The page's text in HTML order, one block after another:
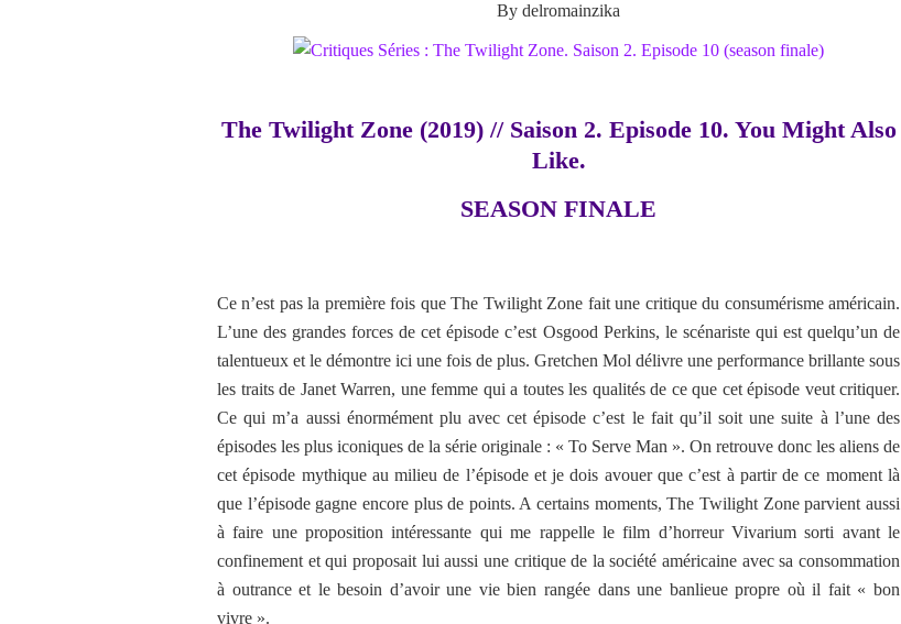
By delromainzika
The Twilight Zone (2019) // Saison 2. Episode 10. You Might Also
Like.
SEASON FINALE
Ce n’est pas la première fois que The Twilight Zone fait une critique du consumérisme américain.
L’une des grandes forces de cet épisode c’est Osgood Perkins, le scénariste qui est quelqu’un de
talentueux et le démontre ici une fois de plus. Gretchen Mol délivre une performance brillante sous
les traits de Janet Warren, une femme qui a toutes les qualités de ce que cet épisode veut critiquer.
Ce qui m’a aussi énormément plu avec cet épisode c’est le fait qu’il soit une suite à l’une des
épisodes les plus iconiques de la série originale : « To Serve Man ». On retrouve donc les aliens de
cet épisode mythique au milieu de l’épisode et je dois avouer que c’est à partir de ce moment là
que l’épisode gagne encore plus de points. A certains moments, The Twilight Zone parvient aussi
à faire une proposition intéressante qui me rappelle le film d’horreur Vivarium sorti avant le
confinement et qui proposait lui aussi une critique de la société américaine avec sa consommation
à outrance et le besoin d’avoir une vie bien rangée dans une banlieue propre où il fait « bon
vivre ».